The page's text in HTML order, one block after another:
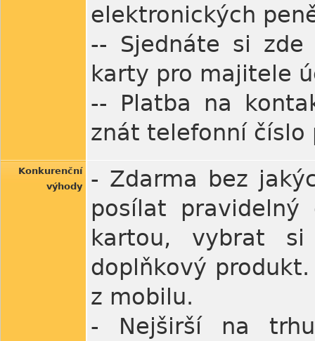
elektronických
-- Sjednáte si
karty pro majitele
-- Platba na
znát telefonní číslo
Konkurenční
výhody
- Zdarma bez
posílat
kartou, vybrat
doplňkový
z mobilu.
- Nejširší na